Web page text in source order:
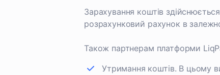
Зарахування коштів
розрахунковий рахунок в
Також партнерам платформи
Утримання коштів. В цьому